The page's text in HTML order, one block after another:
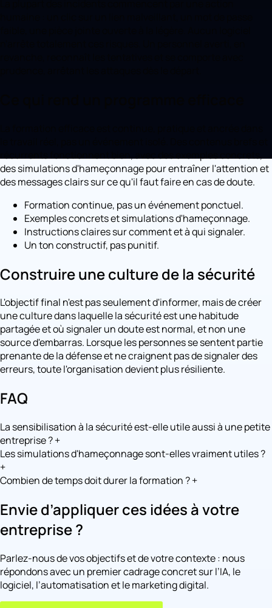
des simulations d'hameçonnage pour entraîner l'attention et
des messages clairs sur ce qu'il faut faire en cas de doute.
Formation continue, pas un événement ponctuel.
Exemples concrets et simulations d'hameçonnage.
Instructions claires sur comment et à qui signaler.
Un ton constructif, pas punitif.
Construire une culture de la sécurité
L'objectif final n'est pas seulement d'informer, mais de créer
une culture dans laquelle la sécurité est une habitude
partagée et où signaler un doute est normal, et non une
source d'embarras. Lorsque les personnes se sentent partie
prenante de la défense et ne craignent pas de signaler des
erreurs, toute l'organisation devient plus résiliente.
FAQ
La sensibilisation à la sécurité est-elle utile aussi à une petite
entreprise ?+
Les simulations d'hameçonnage sont-elles vraiment utiles ?
+
Combien de temps doit durer la formation ?+
Envie d’appliquer ces idées à votre
entreprise ?
Parlez-nous de vos objectifs et de votre contexte : nous
répondons avec un premier cadrage concret sur l’IA, le
logiciel, l’automatisation et le marketing digital.